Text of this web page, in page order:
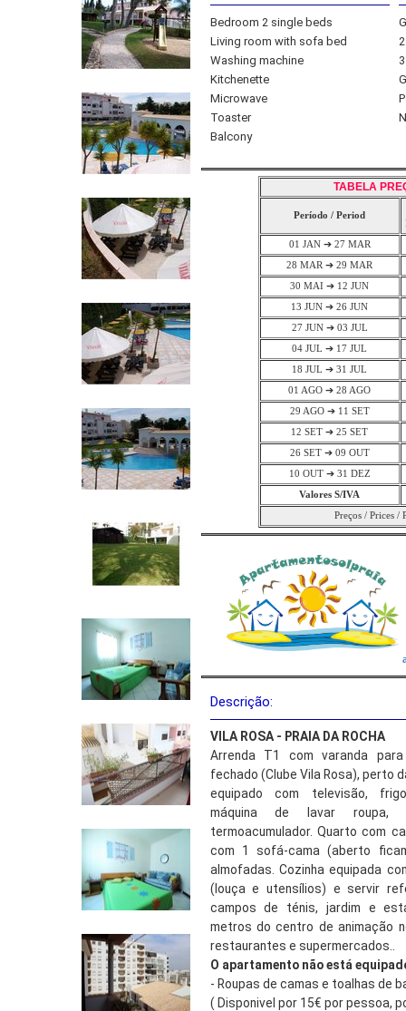
Bedroom 2 single beds
Living room with sofa bed
Washing machine
Kitchenette
Microwave
Toaster
Balcony
TABELA
Período / Period
01 JAN ➔ 27 MAR
28 MAR ➔ 29 MAR
30 MAI ➔ 12 JUN
13 JUN ➔ 26 JUN
27 JUN ➔ 03 JUL
04 JUL ➔ 17 JUL
18 JUL ➔ 31 JUL
01 AGO ➔ 28 AGO
29 AGO ➔ 11 SET
12 SET ➔ 25 SET
26 SET ➔ 09 OUT
10 OUT ➔ 31 DEZ
Valores S/IVA
Preços / Prices /
Descrição:
VILA ROSA - PRAIA DA ROCHA
Arrenda T1 com varanda
fechado (Clube Vila Rosa), perto
equipado com televisão,
máquina de lavar roupa,
termoacumulador. Quarto com
com 1 sofá-cama (aberto
almofadas. Cozinha equipada
(louça e utensílios) e servir
campos de ténis, jardim e
metros do centro de animação
restaurantes e supermercados..
O apartamento não está
- Roupas de camas e toalhas de
( Disponivel por 15€ por pessoa,